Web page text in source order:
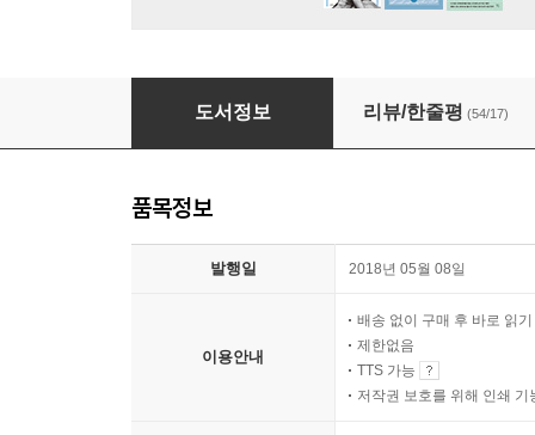
문장 수집 생활
도서정보 리뷰/한줄평 (54/17)
품목정보
발행일 2018년 05월 08일
이용안내
배송 없이 구매 후 바로 읽기
제한없음
TTS 가능
저작권 보호를 위해 인쇄 기